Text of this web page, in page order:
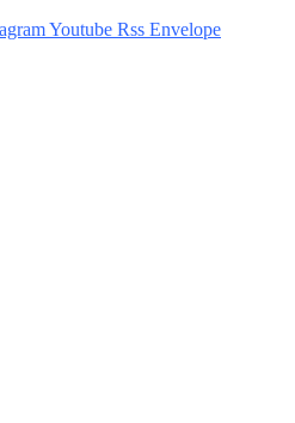
Youtube Rss Envelope